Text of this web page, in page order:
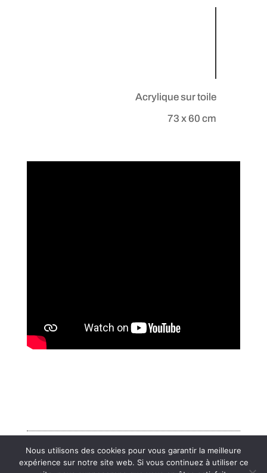
Acrylique sur toile
73 x 60 cm
Mentions légales
Nous utilisons des cookies pour vous garantir la meilleure
expérience sur notre site web. Si vous continuez à utiliser ce